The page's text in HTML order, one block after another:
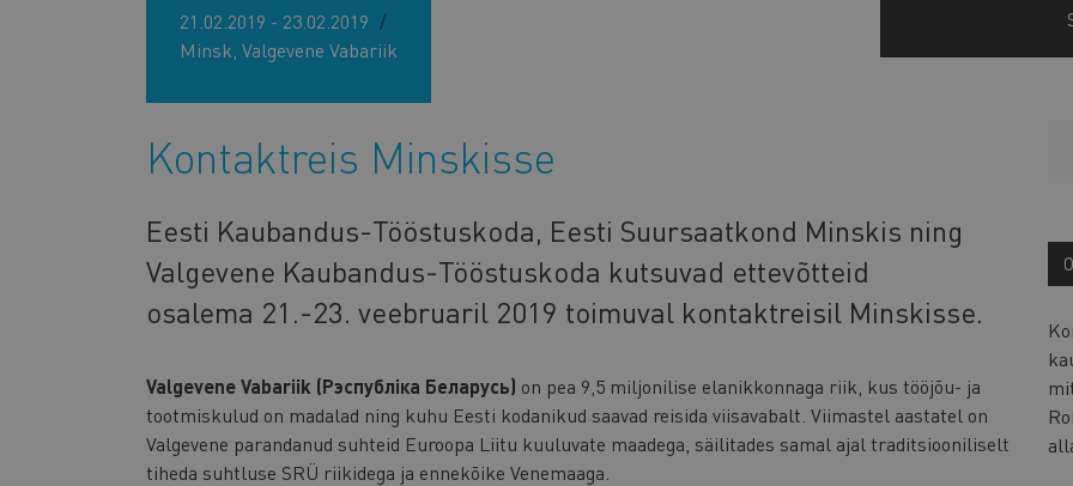
21.02.2019 - 23.02.2019
Minsk, Valgevene Vabariik
Kontaktreis Minskisse
Eesti Kaubandus-Tööstuskoda, Eesti Suursaatkond Minskis ning
Valgevene Kaubandus-Tööstuskoda kutsuvad ettevõtteid
osalema 21.-23. veebruaril 2019 toimuval kontaktreisil Minskisse.
Valgevene Vabariik (Рэспубліка Беларусь) on pea 9,5 miljonilise elanikkonnaga riik, kus tööjõu- ja
tootmiskulud on madalad ning kuhu Eesti kodanikud saavad reisida viisavabalt. Viimastel aastatel on
Valgevene parandanud suhteid Euroopa Liitu kuuluvate maadega, säilitades samal ajal traditsiooniliselt
tiheda suhtluse SRÜ riikidega ja ennekõike Venemaaga.